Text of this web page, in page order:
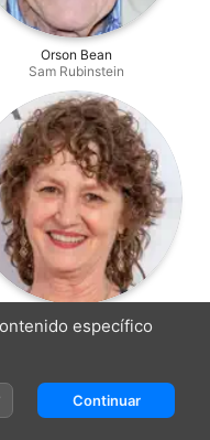
Orson Bean
Sam Rubinstein
Melissa Leo
Susan Plummer
específico
Continuar